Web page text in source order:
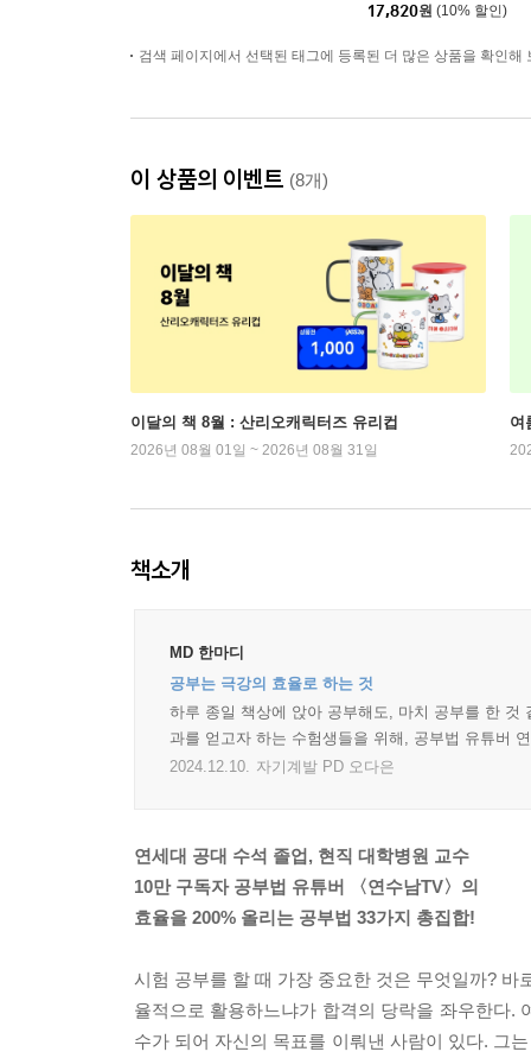
17,820원 (10% 할인)
검색 페이지에서 선택된 태그에 등록된 더 많은 상품을 확인해
이 상품의 이벤트 (8개)
이달의 책 8월 : 산리오캐릭터즈 유리컵
2026년 08월 01일 ~ 2026년 08월 31일
여
책소개
MD 한마디
공부는 극강의 효율로 하는 것
하루 종일 책상에 앉아 공부해도, 마치 공부를 한
과를 얻고자 하는 수험생들을 위해, 공부법 유튜버
2024.12.10. 자기계발 PD 오다은
연세대 공대 수석 졸업, 현직 대학병원 교수
10만 구독자 공부법 유튜버 〈연수남TV〉의
효율을 200% 올리는 공부법 33가지 총집합!
시험 공부를 할 때 가장 중요한 것은 무엇일까? 바
율적으로 활용하느냐가 합격의 당락을 좌우한다.
수가 되어 자신의 목표를 이뤄낸 사람이 있다. 그